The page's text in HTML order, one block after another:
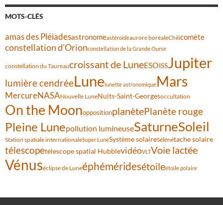
MOTS-CLÉS
amas des Pléiadesastronomeastéroïdeaurore boréaleChilicomète
constellation d'Orionconstellation de la Grande Ourse
constellation du Taureaucroissant de LuneESOISSJupiter
lumière cendréeLunelunette astronomiqueMars
MercureNASANouvelle LuneNuits-Saint-Georgesoccultation
On the MoonoppositionplanètePlanète rouge
Pleine Lunepollution lumineuseSaturneSoleil
Station spatiale internationaleSuper LuneSystème solaireSélénétache solaire
télescopetélescope spatial HubblevidéoVLTVoie lactée
Vénuséclipse de Luneéphéméridesétoileétoile polaire